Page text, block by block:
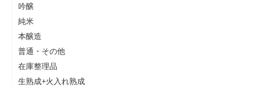
吟醸
純米
本醸造
普通・その他
在庫整理品
生熟成+火入れ熟成